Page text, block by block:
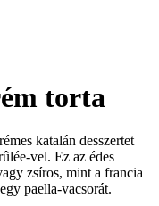
torta
katalán desszertet
vel. Ez az édes
zsíros, mint a francia
paella-vacsorát.